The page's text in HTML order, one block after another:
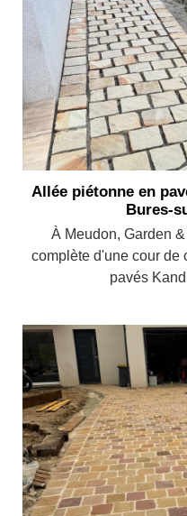
Allée piétonne en
Bures-
À Meudon, Garden
complète d'une cour de
pavés